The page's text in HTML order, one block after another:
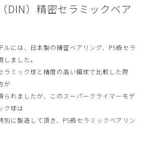
DIN）精密セラミックベア
ルには、日本製の精密ベアリング、P5級セラ
ました。
ラミック球と精度の高い鋼球で比較した際
が
られましたが、このスーパークライマーモデ
ク球は
別に製造して頂き、P5級セラミックベアリン